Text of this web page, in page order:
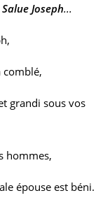
Joseph...
comblé,
grandi sous vos
hommes,
épouse est béni.